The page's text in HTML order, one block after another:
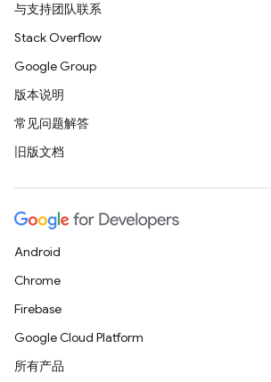
与支持团队联系
Stack Overflow
Google Group
版本说明
常见问题解答
旧版文档
Android
Chrome
Firebase
Google Cloud Platform
所有产品